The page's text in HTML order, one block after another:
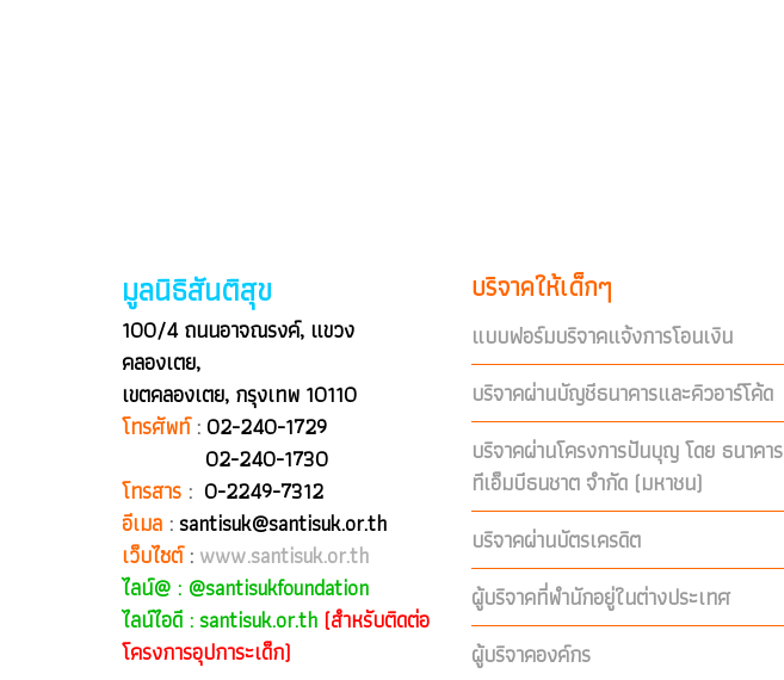
มูลนิธิสันติสุข
100/4 ถนนอาจณรงค์, แขวง
คลองเตย,
เขตคลองเตย, กรุงเทพ 10110
โทรศัพท์:02-240-1729
02-240-1730
โทรสาร : 0-2249-7312
อีเมล : santisuk@santisuk.or.th
เว็บไซต์: www.santisuk.or.th
ไลน์@ : @santisukfoundation
ไลน์ไอดี : santisuk.or.th (สำหรับติดต่อ
โครงการอุปการะเด็ก)
บริจาคให้เด็กๆ
แบบฟอร์มบริจาคแจ้งการโอนเงิน
บริจาคผ่านบัญชีธนาคารและคิวอาร์โค้ด
บริจาคผ่านโครงการปันบุญ โดย ธนาคาร
ทีเอ็มบีธนชาต จำกัด (มหาชน)
บริจาคผ่านบัตรเครดิต
ผู้บริจาคที่พำนักอยู่ในต่างประเทศ
ผู้บริจาคองค์กร